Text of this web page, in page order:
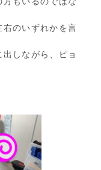
のいずれかを言
しながら、ピョ